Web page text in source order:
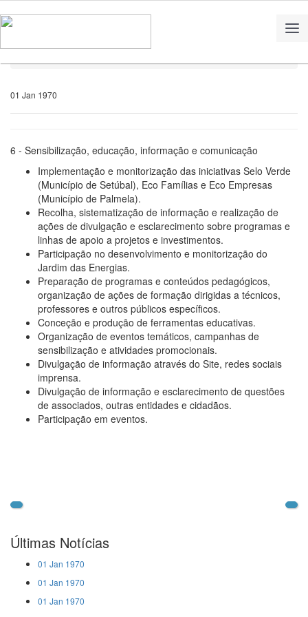
01 Jan 1970
6 - Sensibilização, educação, informação e comunicação
Implementação e monitorização das iniciativas Selo Verde
(Município de Setúbal), Eco Famílias e Eco Empresas
(Município de Palmela).
Recolha, sistematização de informação e realização de
ações de divulgação e esclarecimento sobre programas e
linhas de apoio a projetos e investimentos.
Participação no desenvolvimento e monitorização do
Jardim das Energias.
Preparação de programas e conteúdos pedagógicos,
organização de ações de formação dirigidas a técnicos,
professores e outros públicos específicos.
Conceção e produção de ferramentas educativas.
Organização de eventos temáticos, campanhas de
sensibilização e atividades promocionais.
Divulgação de informação através do Site, redes sociais
imprensa.
Divulgação de informação e esclarecimento de questões
de associados, outras entidades e cidadãos.
Participação em eventos.
Últimas Notícias
01 Jan 1970
01 Jan 1970
01 Jan 1970